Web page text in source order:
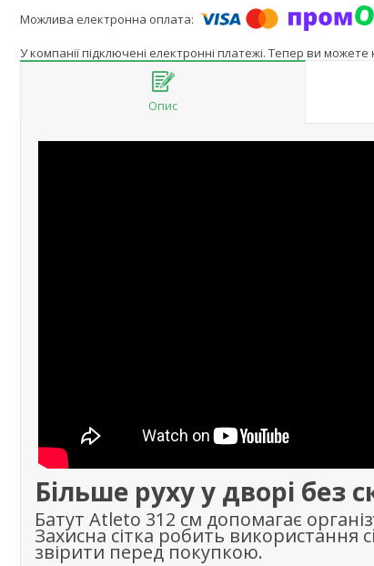
У компанії підключені електронні платежі. Тепер ви
Опис
Більше руху у дворі без
Батут Atleto 312 см допомагає
Захисна сітка робить використання
звірити перед покупкою.